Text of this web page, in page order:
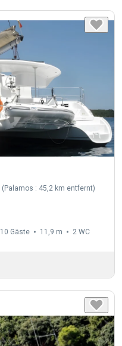
(Palamos : 45,2 km entfernt)
10 Gäste 11,9 m 2 WC